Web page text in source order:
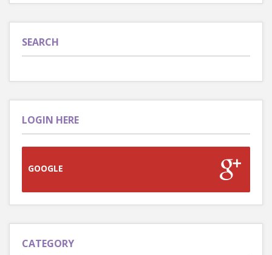
SEARCH
LOGIN HERE
GOOGLE
CATEGORY